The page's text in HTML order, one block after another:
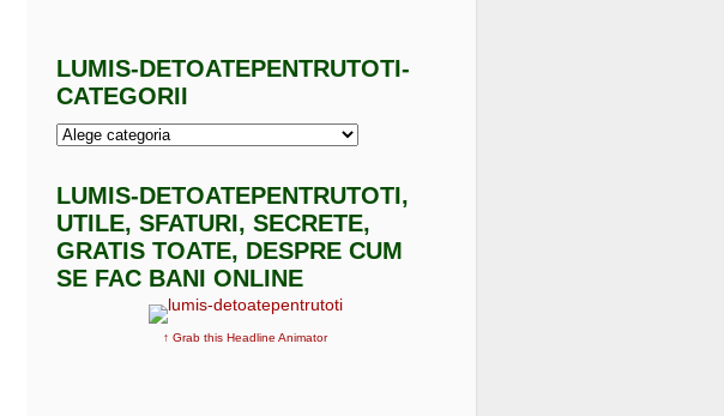
LUMIS-DETOATEPENTRUTOTI-
CATEGORII
LUMIS-DETOATEPENTRUTOTI,
UTILE, SFATURI, SECRETE,
GRATIS TOATE, DESPRE CUM
SE FAC BANI ONLINE
↑ Grab this Headline Animator